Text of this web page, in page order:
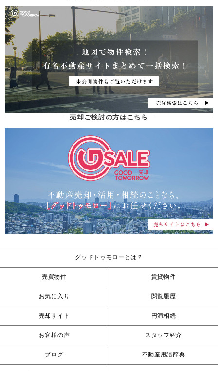
売却ご検討の方はこちら
グッドトゥモローとは？
売買物件 賃貸物件
お気に入り 閲覧履歴
売却サイト 円満相続
お客様の声 スタッフ紹介
ブログ 不動産用語辞典